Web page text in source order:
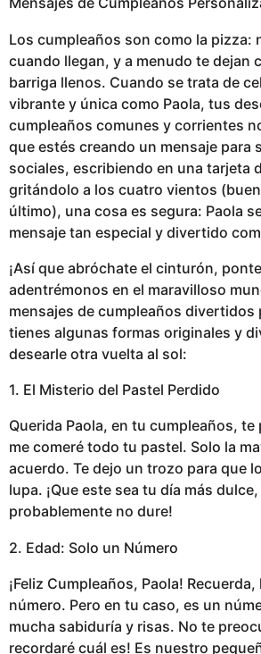
Los cumpleaños son como la pizza:
cuando llegan, y a menudo te dejan
barriga llenos. Cuando se trata de
vibrante y única como Paola, tus
cumpleaños comunes y corrientes
que estés creando un mensaje para
sociales, escribiendo en una tarjeta
gritándolo a los cuatro vientos
último), una cosa es segura: Paola
mensaje tan especial y divertido
¡Así que abróchate el cinturón,
adentrémonos en el maravilloso
mensajes de cumpleaños divertidos
tienes algunas formas originales y
desearle otra vuelta al sol:
1. El Misterio del Pastel Perdido
Querida Paola, en tu cumpleaños,
me comeré todo tu pastel. Solo la
acuerdo. Te dejo un trozo para que
lupa. ¡Que este sea tu día más
probablemente no dure!
2. Edad: Solo un Número
¡Feliz Cumpleaños, Paola!
número. Pero en tu caso, es un
mucha sabiduría y risas. No te
recordaré cuál es! Es nuestro